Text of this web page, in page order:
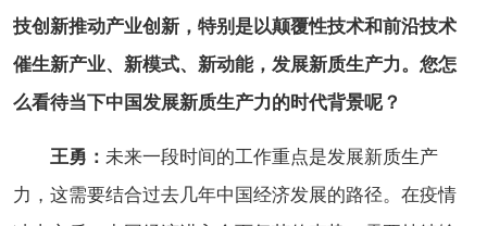
技创新推动产业创新，特别是以颠覆性技术和前沿技术
催生新产业、新模式、新动能，发展新质生产力。您怎
么看待当下中国发展新质生产力的时代背景呢？
王勇： 未来一段时间的工作重点是发展新质生产
力，这需要结合过去几年中国经济发展的路径。在疫情